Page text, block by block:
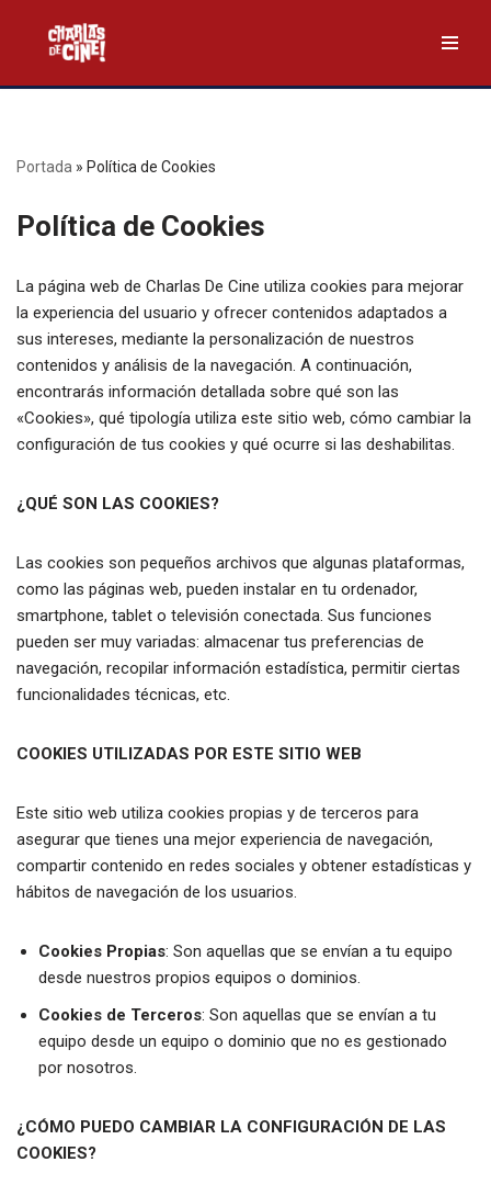
Saltar
al
Portada » Política de Cookies
Política de Cookies
La página web de Charlas De Cine utiliza cookies para mejorar
la experiencia del usuario y ofrecer contenidos adaptados a
sus intereses, mediante la personalización de nuestros
contenidos y análisis de la navegación. A continuación,
encontrarás información detallada sobre qué son las
«Cookies», qué tipología utiliza este sitio web, cómo cambiar la
configuración de tus cookies y qué ocurre si las deshabilitas.
¿QUÉ SON LAS COOKIES?
Las cookies son pequeños archivos que algunas plataformas,
como las páginas web, pueden instalar en tu ordenador,
smartphone, tablet o televisión conectada. Sus funciones
pueden ser muy variadas: almacenar tus preferencias de
navegación, recopilar información estadística, permitir ciertas
funcionalidades técnicas, etc.
COOKIES UTILIZADAS POR ESTE SITIO WEB
Este sitio web utiliza cookies propias y de terceros para
asegurar que tienes una mejor experiencia de navegación,
compartir contenido en redes sociales y obtener estadísticas y
hábitos de navegación de los usuarios.
Cookies Propias: Son aquellas que se envían a tu equipo
desde nuestros propios equipos o dominios.
Cookies de Terceros: Son aquellas que se envían a tu
equipo desde un equipo o dominio que no es gestionado
por nosotros.
¿CÓMO PUEDO CAMBIAR LA CONFIGURACIÓN DE LAS
COOKIES?